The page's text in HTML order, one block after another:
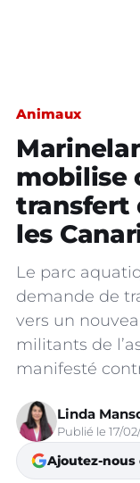
Animaux
mobilise
transfert
les
Le parc
demande de
vers un
militants de
manifesté
Linda
Publié le 17/
Ajoutez-nous